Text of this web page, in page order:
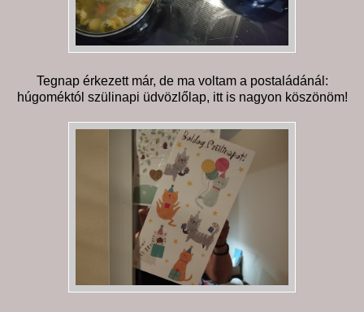
Tegnap érkezett már, de ma voltam a postaládánál:
húgoméktól szülinapi üdvözlőlap, itt is nagyon köszönöm!